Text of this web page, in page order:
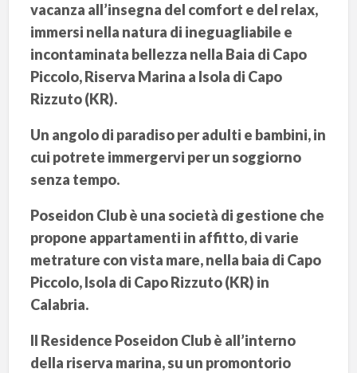
vacanza all’insegna del comfort e del relax,
immersi nella natura di ineguagliabile e
incontaminata bellezza nella Baia di Capo
Piccolo, Riserva Marina a Isola di Capo
Rizzuto (KR).
Un angolo di paradiso per adulti e bambini, in
cui potrete immergervi per un soggiorno
senza tempo.
Poseidon Club è una società di gestione che
propone appartamenti in affitto, di varie
metrature con vista mare, nella baia di Capo
Piccolo, Isola di Capo Rizzuto (KR) in
Calabria.
Il Residence Poseidon Club è all’interno
della riserva marina, su un promontorio